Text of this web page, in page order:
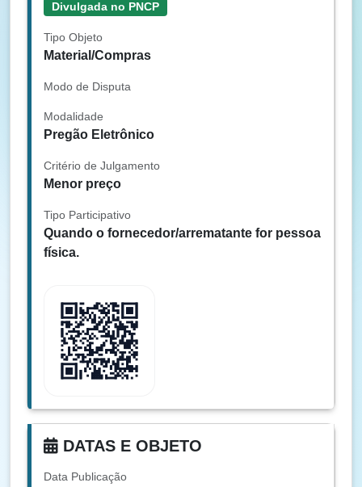
Divulgada no PNCP
Tipo Objeto
Material/Compras
Modo de Disputa
Modalidade
Pregão Eletrônico
Critério de Julgamento
Menor preço
Tipo Participativo
Quando o fornecedor/arrematante for pessoa
física.
DATAS E OBJETO
Data Publicação